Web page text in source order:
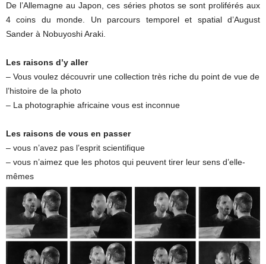
De l’Allemagne au Japon, ces séries photos se sont proliférés aux
4 coins du monde. Un parcours temporel et spatial d’August
Sander à Nobuyoshi Araki.
Les raisons d’y aller
– Vous voulez découvrir une collection très riche du point de vue de
l’histoire de la photo
– La photographie africaine vous est inconnue
Les raisons de vous en passer
– vous n’avez pas l’esprit scientifique
– vous n’aimez que les photos qui peuvent tirer leur sens d’elle-
mêmes